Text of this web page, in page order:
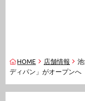
HOME 店舗情報
ディパン」がオープンへ